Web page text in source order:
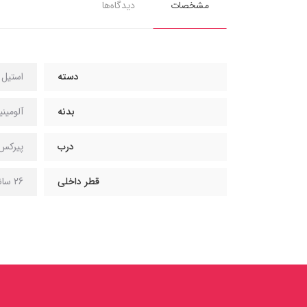
مشخصات دیدگاه‌ها
دسته استیل
بدنه
درب
قطر داخلی 26 سانتی متر